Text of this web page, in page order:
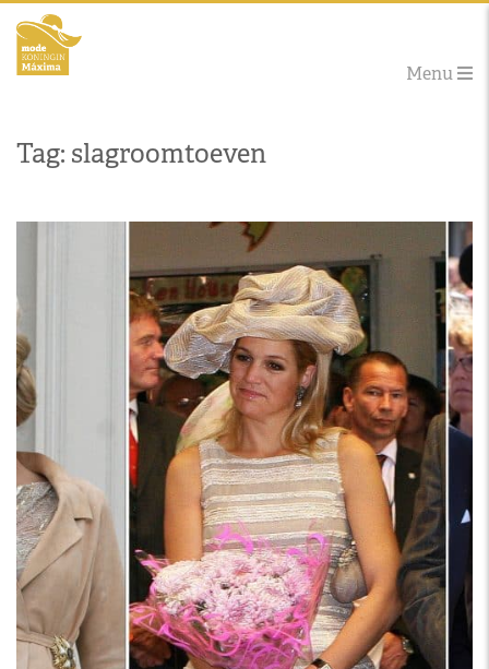
Menu
Tag: slagroomtoeven